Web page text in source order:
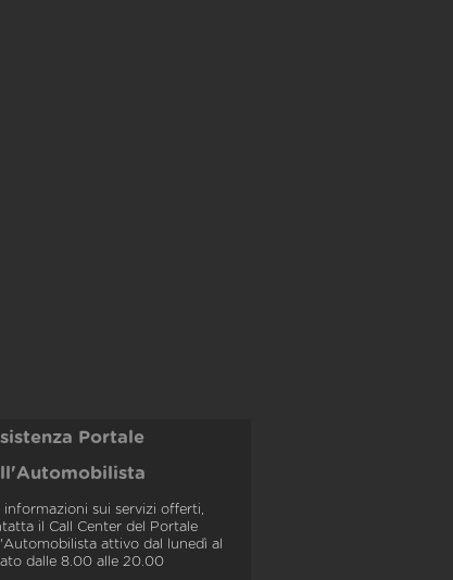
Portale
informazioni sui servizi offerti,
il Call Center del Portale
attivo dal lunedì al
dalle 8.00 alle 20.00